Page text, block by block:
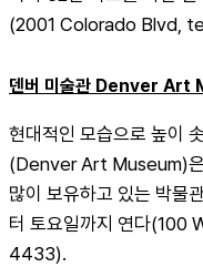
(2001 Colorado Blvd,
덴버 미술관 Denver Art
현대적인 모습으로 높이
(Denver Art Museum)은
많이 보유하고 있는 박물
터 토요일까지 연다
4433).